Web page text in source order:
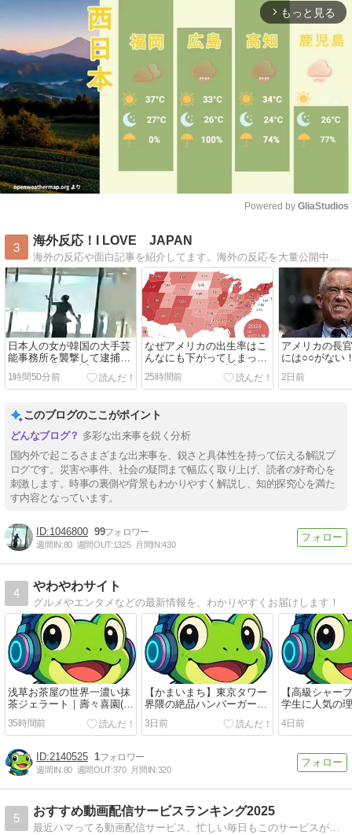
arrow_forward_ios もっと見る
Powered by GliaStudios
3
海外反応！I LOVE JAPAN
日本人の女が韓国の大手芸
能事務所を襲撃して逮捕さ
れる！ 韓国の反応。
1時間50分前
なぜアメリカの出生率はこ
んなにも下がってしまった
のか！？ 海外の反応。
25時間前
アメリカの長
には○○がない
白をしてしま
応。
2日前
このブログのここがポイント
多彩な出来事を鋭く分析
国内外で起こるさまざまな出来事を、鋭さと具体性を持って伝える解説ブ
ログです。災害や事件、社会の疑問まで幅広く取り上げ、読者の好奇心を
刺激します。時事の裏側や背景もわかりやすく解説し、知的探究心を満た
す内容となっています。
1046800 99
週間IN:80 週間OUT:1325 月間IN:430
4
やわやわサイト
グルメやエンタメなどの最新情報を、わかりやすくお届けします！
浅草お茶屋の世界一濃い抹
茶ジェラート｜壽々喜園(す
ずきえん)浅草本店
35時間前
【かまいまち】東京タワー
界隈の絶品ハンバーガー｜
マンチズバーガーシャック
3日前
【高級シャー
学生に人気の
験勉強が楽し
一本
4日前
2140525 1
週間IN:80 週間OUT:370 月間IN:320
5
おすすめ動画配信サービスランキング2025
最近ハマってる動画配信サービス、忙しい毎日もこのサービスがあればあっという間に時間が過ぎちゃう、おうち時間がもっと楽しくなること間違いなしだよ。